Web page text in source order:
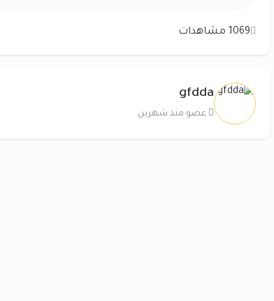
1069 مشاهدات
gfdda
عضو منذ شهرين